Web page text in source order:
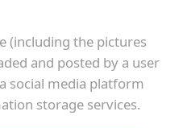
(including the pictures
and posted by a user
social media platform
storage services.